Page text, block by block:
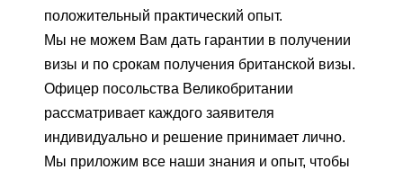
положительный практический опыт.
Мы не можем Вам дать гарантии в получении
визы и по срокам получения британской визы.
Офицер посольства Великобритании
рассматривает каждого заявителя
индивидуально и решение принимает лично.
Мы приложим все наши знания и опыт, чтобы